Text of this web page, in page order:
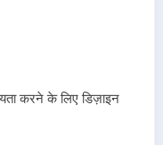
करने के लिए डिज़ाइन